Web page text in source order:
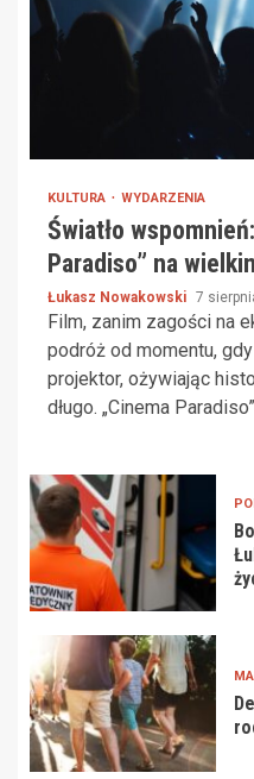
KULTURA WYDARZENIA
Światło
Paradiso” na
Łukasz Nowakowski 7
Film, zanim zagości na
podróż od momentu,
projektor, ożywiając
długo. „Cinema